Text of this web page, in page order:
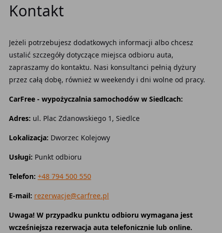
Kontakt
Jeżeli potrzebujesz dodatkowych informacji albo chcesz
ustalić szczegóły dotyczące miejsca odbioru auta,
zapraszamy do kontaktu. Nasi konsultanci pełnią dyżury
przez całą dobę, również w weekendy i dni wolne od pracy.
CarFree - wypożyczalnia samochodów w Siedlcach:
Adres: ul. Plac Zdanowskiego 1, Siedlce
Lokalizacja: Dworzec Kolejowy
Usługi: Punkt odbioru
Telefon: +48 794 500 550
E-mail: rezerwacje@carfree.pl
Uwaga! W przypadku punktu odbioru wymagana jest
wcześniejsza rezerwacja auta telefonicznie lub online.